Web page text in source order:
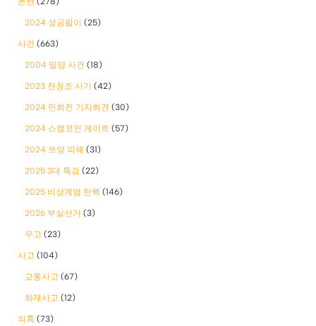
2024 성공팔이 (25)
사건 (663)
2004 밀양 사건 (18)
2023 전청조 사기 (42)
2024 민희진 기자회견 (30)
2024 스캠코인 게이트 (57)
2024 쯔양 피해 (31)
2025 3대 특검 (22)
2025 비상계엄 탄핵 (146)
2026 부실선거 (3)
무고 (23)
사고 (104)
교통사고 (67)
화재사고 (12)
의혹 (73)